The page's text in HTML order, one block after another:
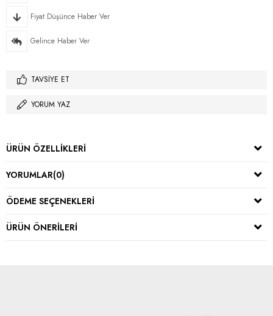
Fiyat Düşünce Haber Ver
Gelince Haber Ver
TAVSIYE ET
YORUM YAZ
ÜRÜN ÖZELLIKLERI
YORUMLAR(0)
ÖDEME SEÇENEKLERI
ÜRÜN ÖNERILERI